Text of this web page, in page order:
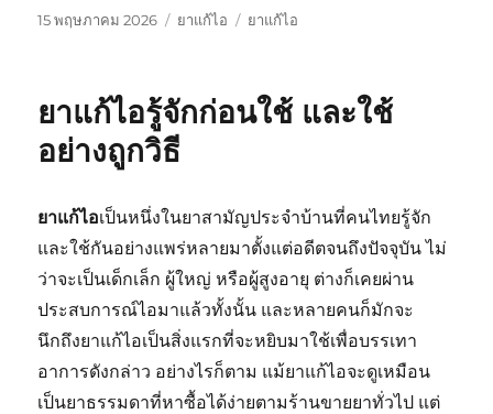
เขียน
15 พฤษภาคม 2026
หมวด
ยาแก้ไอ
ป้าย
ยาแก้ไอ
ยาแก้ไอรู้จักก่อนใช้ และใช้
อย่างถูกวิธี
ยาแก้ไอเป็นหนึ่งในยาสามัญประจำบ้านที่คนไทยรู้จัก
และใช้กันอย่างแพร่หลายมาตั้งแต่อดีตจนถึงปัจจุบัน ไม่
ว่าจะเป็นเด็กเล็ก ผู้ใหญ่ หรือผู้สูงอายุ ต่างก็เคยผ่าน
ประสบการณ์ไอมาแล้วทั้งนั้น และหลายคนก็มักจะ
นึกถึงยาแก้ไอเป็นสิ่งแรกที่จะหยิบมาใช้เพื่อบรรเทา
อาการดังกล่าว อย่างไรก็ตาม แม้ยาแก้ไอจะดูเหมือน
เป็นยาธรรมดาที่หาซื้อได้ง่ายตามร้านขายยาทั่วไป แต่